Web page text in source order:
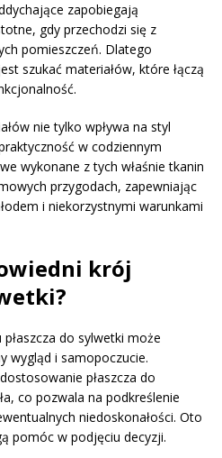
zapobiegają
gdy przechodzi się z
pomieszczeń. Dlatego
szukać materiałów, które łączą
nie tylko wpływa na styl
w codziennym
wykonane z tych właśnie tkanin
przygodach, zapewniając
i niekorzystnymi warunkami
krój
do sylwetki może
wygląd i samopoczucie.
płaszcza do
co pozwala na podkreślenie
niedoskonałości. Oto
pomóc w podjęciu decyzji.